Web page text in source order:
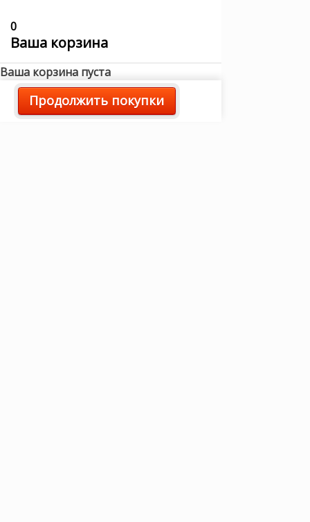
0
Ваша корзина
Ваша корзина пуста
Продолжить покупки